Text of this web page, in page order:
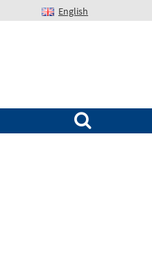
English
Suchen nach: